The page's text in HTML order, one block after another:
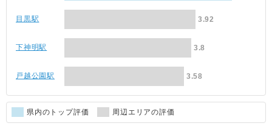
目黒駅 3.92
下神明駅 3.8
戸越公園駅 3.58
県内のトップ評価 周辺エリアの評価